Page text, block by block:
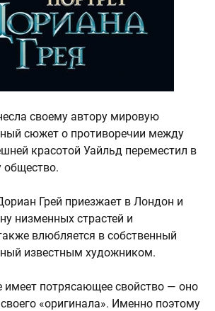
своему автору мировую
сюжет о противоречии между
красотой Уайльд переместил в
общество.
Грей приезжает в Лондон и
низменных страстей и
влюбляется в собственный
известным художником.
имеет потрясающее свойство — оно
«оригинала». Именно поэтому